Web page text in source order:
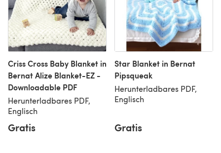
Criss Cross Baby Blanket in
Bernat Alize Blanket-EZ -
Downloadable PDF
Herunterladbares PDF,
Englisch
Gratis
Star Blanket in Bernat
Pipsqueak
Herunterladbares PDF,
Englisch
Gratis